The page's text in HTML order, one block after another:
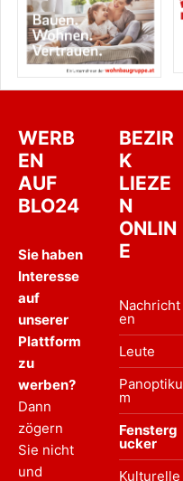
WERB
EN
AUF
BLO24
Sie haben
Interesse
auf
unserer
Plattform
zu
werben?
Dann
zögern
Sie nicht
und
BEZIR
K
LIEZE
N
ONLIN
E
Nachricht
en
Leute
Panoptiku
m
Fensterg
ucker
Kulturelle